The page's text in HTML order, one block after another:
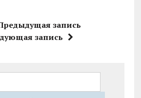
запись
запись